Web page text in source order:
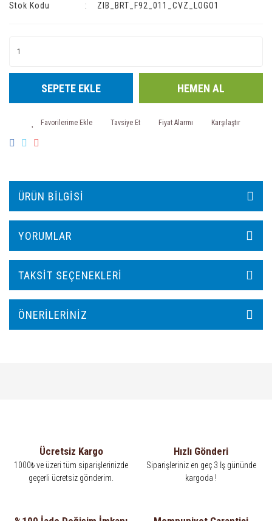
Stok Kodu
ZIB_BRT_F92_011_CVZ_LOGO1
SEPETE EKLE HEMEN AL
Tavsiye Et Fiyat Alarmı Karşılaştır
ÜRÜN BILGISI
YORUMLAR
TAKSIT SEÇENEKLERI
ÖNERILERINIZ
Ücretsiz Kargo
1000₺ ve üzeri tüm siparişlerinizde
geçerli ücretsiz gönderim.
Hızlı Gönderi
Siparişleriniz en geç 3 İş gününde
kargoda !